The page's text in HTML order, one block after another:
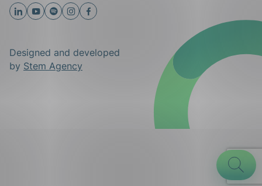
Designed and developed
by Stem Agency